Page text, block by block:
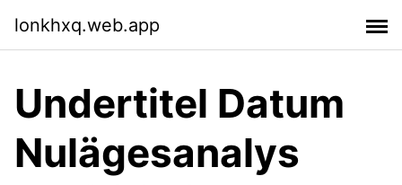
lonkhxq.web.app
Undertitel Datum
Nulägesanalys